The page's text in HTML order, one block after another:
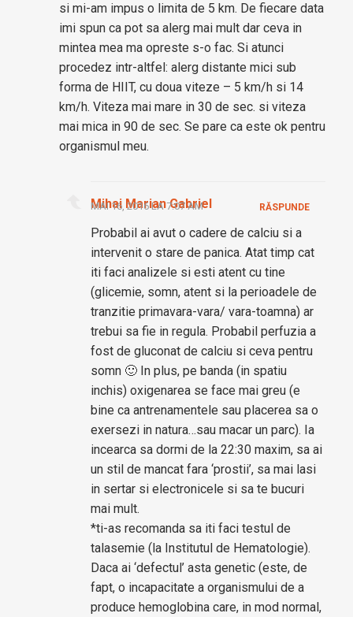
si mi-am impus o limita de 5 km. De fiecare data
imi spun ca pot sa alerg mai mult dar ceva in
mintea mea ma opreste s-o fac. Si atunci
procedez intr-altfel: alerg distante mici sub
forma de HIIT, cu doua viteze – 5 km/h si 14
km/h. Viteza mai mare in 30 de sec. si viteza
mai mica in 90 de sec. Se pare ca este ok pentru
organismul meu.
Mihai Marian Gabriel
MAI 16, 2016 LA 7:07 AM
Probabil ai avut o cadere de calciu si a
intervenit o stare de panica. Atat timp cat
iti faci analizele si esti atent cu tine
(glicemie, somn, atent si la perioadele de
tranzitie primavara-vara/ vara-toamna) ar
trebui sa fie in regula. Probabil perfuzia a
fost de gluconat de calciu si ceva pentru
somn 🙂 In plus, pe banda (in spatiu
inchis) oxigenarea se face mai greu (e
bine ca antrenamentele sau placerea sa o
exersezi in natura…sau macar un parc). Ia
incearca sa dormi de la 22:30 maxim, sa ai
un stil de mancat fara ‘prostii’, sa mai lasi
in sertar si electronicele si sa te bucuri
mai mult.
*ti-as recomanda sa iti faci testul de
talasemie (la Institutul de Hematologie).
Daca ai ‘defectul’ asta genetic (este, de
fapt, o incapacitate a organismului de a
produce hemoglobina care, in mod normal,
RĂSPUNDE